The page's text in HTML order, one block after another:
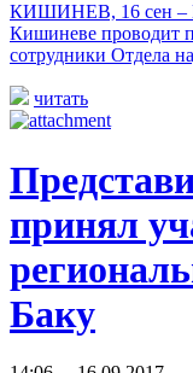
КИШИНЕВ, 16 сен –
Кишиневе проводит
сотрудники Отдела
читать
принял
Баку